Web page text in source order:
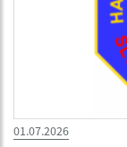
01.07.2026